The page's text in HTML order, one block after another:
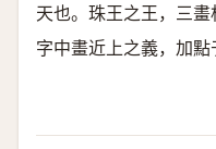
天也。珠王之王，三
字中畫近上之義，加點